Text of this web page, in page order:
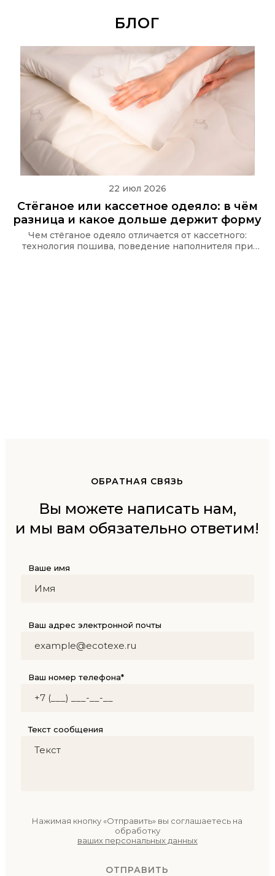
БЛОГ
22 июл 2026
Стёганое или кассетное одеяло: в чём
разница и какое дольше держит форму
Чем стёганое одеяло отличается от кассетного:
технология пошива, поведение наполнителя при
ОБРАТНАЯ СВЯЗЬ
Вы можете написать нам,
и мы вам обязательно ответим!
Ваше имя
Ваш адрес электронной почты
Ваш номер телефона*
Текст сообщения
Нажимая кнопку «Отправить» вы соглашаетесь на
обработку
ваших персональных данных
ОТПРАВИТЬ